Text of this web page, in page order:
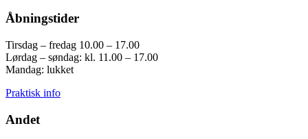
Åbningstider
Tirsdag – fredag 10.00 – 17.00
Lørdag – søndag: kl. 11.00 – 17.00
Mandag: lukket
Praktisk info
Andet